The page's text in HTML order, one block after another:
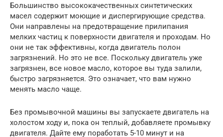
Большинство высококачественных синтетических
масел содержит моющие и диспергирующие средства.
Они направлены на предотвращение прилипания
мелких частиц к поверхности двигателя и проходам. Но
они не так эффективны, когда двигатель полон
загрязнений. Но это не все. Поскольку двигатель уже
загрязнен, все новое масло, которое вы туда залили,
быстро загрязняется. Это означает, что вам нужно
менять масло чаще.
Без промывочной машины вы запускаете двигатель на
холостом ходу и, пока он теплый, добавляете промывку
двигателя. Дайте ему поработать 5-10 минут и на